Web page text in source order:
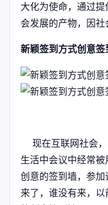
大化为使命，通过
会发展的产物，因社
新颖签到方式创意签
现在互联网社会，
生活中会议中经常
创意的签到墙，参
来了，谁没有来，